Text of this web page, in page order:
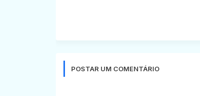
POSTAR UM COMENTÁRIO